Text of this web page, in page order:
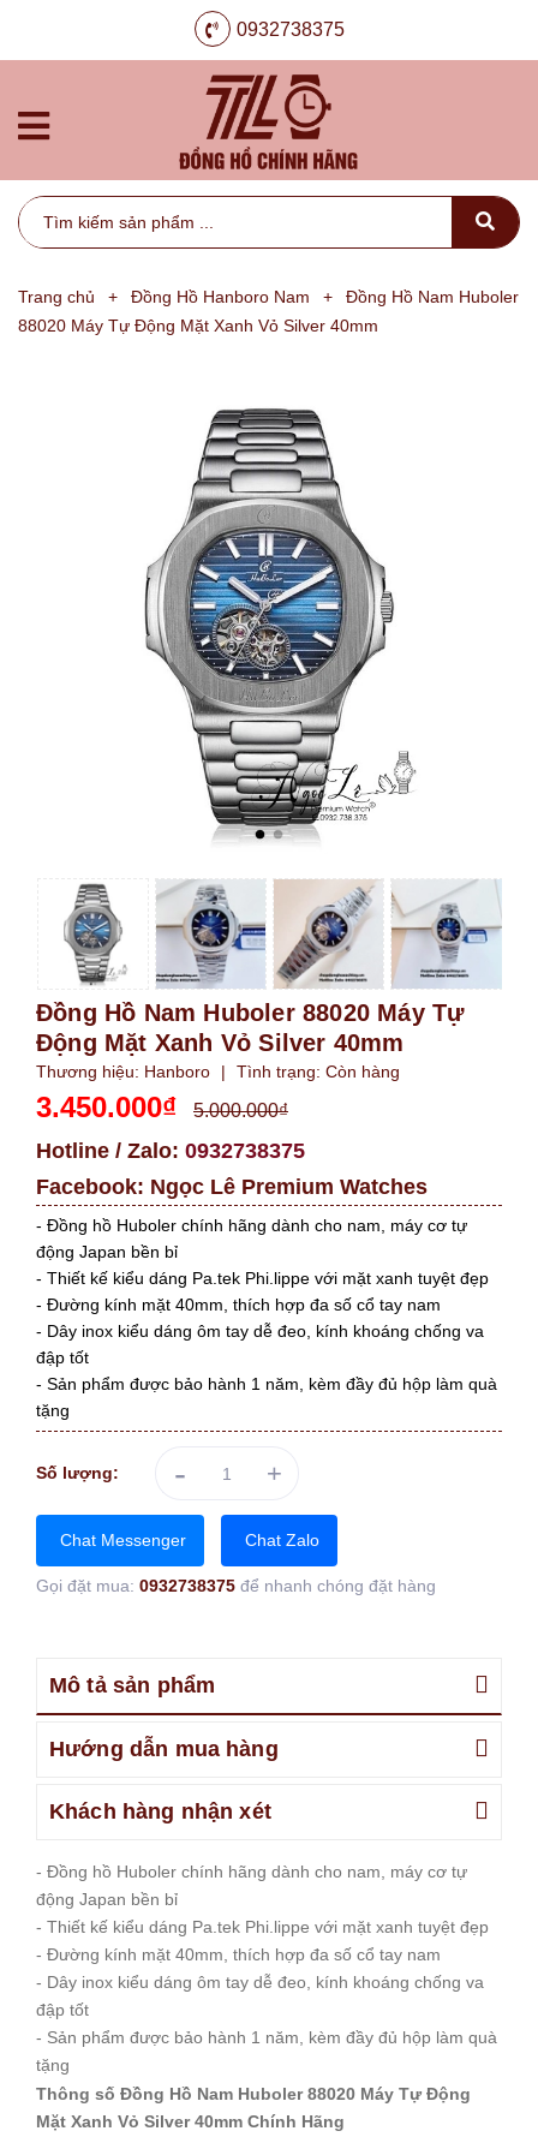
0932738375
Trang chủ + Đồng Hồ Hanboro Nam +
Đồng Hồ Nam Huboler
88020 Máy Tự Động Mặt Xanh Vỏ Silver 40mm
Đồng Hồ Nam Huboler 88020 Máy Tự
Động Mặt Xanh Vỏ Silver 40mm
Thương hiệu: Hanboro | Tình trạng: Còn hàng
3.450.000₫ 5.000.000₫
Hotline / Zalo: 0932738375
Facebook: Ngọc Lê Premium Watches
- Đồng hồ Huboler chính hãng dành cho nam, máy cơ tự
động Japan bền bỉ
- Thiết kế kiểu dáng Pa.tek Phi.lippe với mặt xanh tuyệt đẹp
- Đường kính mặt 40mm, thích hợp đa số cổ tay nam
- Dây inox kiểu dáng ôm tay dễ đeo, kính khoáng chống va
đập tốt
- Sản phẩm được bảo hành 1 năm, kèm đầy đủ hộp làm quà
tặng
Số lượng: - +
Chat Messenger Chat Zalo
Gọi đặt mua: 0932738375 để nhanh chóng đặt hàng
Mô tả sản phẩm
Hướng dẫn mua hàng
Khách hàng nhận xét
- Đồng hồ Huboler chính hãng dành cho nam, máy cơ tự
động Japan bền bỉ
- Thiết kế kiểu dáng Pa.tek Phi.lippe với mặt xanh tuyệt đẹp
- Đường kính mặt 40mm, thích hợp đa số cổ tay nam
- Dây inox kiểu dáng ôm tay dễ đeo, kính khoáng chống va
đập tốt
- Sản phẩm được bảo hành 1 năm, kèm đầy đủ hộp làm quà
tặng
Thông số Đồng Hồ Nam Huboler 88020 Máy Tự Động
Mặt Xanh Vỏ Silver 40mm Chính Hãng